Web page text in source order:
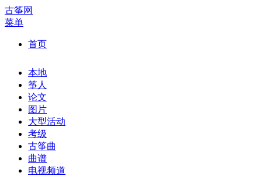
古筝网
菜单
首页
本地
筝人
论文
图片
大型活动
考级
古筝曲
曲谱
电视频道